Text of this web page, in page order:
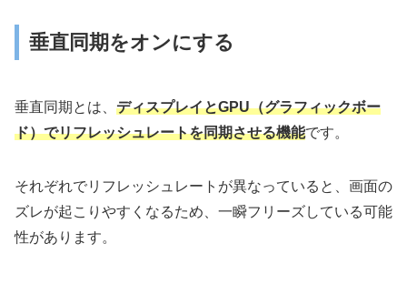
垂直同期をオンにする
垂直同期とは、 ディスプレイとGPU（グラフィックボー
ド）でリフレッシュレートを同期させる機能です。
それぞれでリフレッシュレートが異なっていると、画面の
ズレが起こりやすくなるため、一瞬フリーズしている可能
性があります。